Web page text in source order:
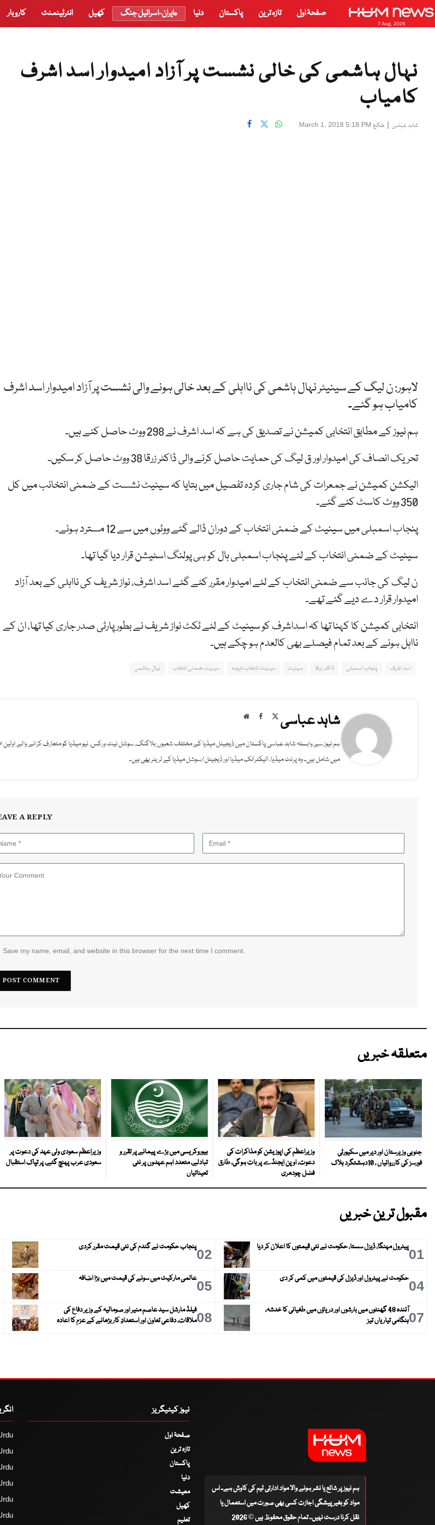
7 Aug, 2026
صفحۂ اول تازہ ترین پاکستان دنیا ایران-اسرائیل جنگ کھیل انٹرٹینمنٹ کاروبار
نہال ہاشمی کی خالی نشست پر آزاد امیدوار اسد اشرف
کامیاب
شاہد عباسی | شائع March 1, 2018 5:18 PM
لاہور: ن لیگ کے سینیٹر نہال ہاشمی کی نااہلی کے بعد خالی ہونے والی نشست پر آزاد امیدوار اسد اشرف
کامیاب ہو گئے۔
ہم نیوز کے مطابق انتخابی کمیشن نے تصدیق کی ہے کہ اسد اشرف نے 298 ووٹ حاصل کئے ہیں۔
تحریک انصاف کی امیدوار اور ق لیگ کی حمایت حاصل کرنے والی ڈاکٹر زرقا 38 ووٹ حاصل کر سکیں۔
الیکشن کمیشن نے جمعرات کی شام جاری کردہ تفصیل میں بتایا کہ سینیٹ نشست کے ضمنی انتخانب میں کل
350 ووٹ کاسٹ کئے گئے۔
پنجاب اسمبلی میں سینیٹ کے ضمنی انتخاب کے دوران ڈالے گئے ووٹوں میں سے 12 مسترد ہوئے۔
سینیٹ کے ضمنی انتخاب کے لئے پنجاب اسمبلی ہال کو ہی پولنگ اسٹیشن قرار دیا گیا تھا۔
ن لیگ کی جانب سے ضمنی انتخاب کے لئے امیدوار مقرر کئے گئے اسد اشرف، نواز شریف کی نااہلی کے بعد آزاد
امیدوار قرار دے دیے گئے تھے۔
انتخابی کمیشن کا کہنا تھا کہ اسداشرف کو سینیٹ کے لئے ٹکٹ نواز شریف نے بطور پارٹی صدر جاری کیا تھا، ان کے
نااہل ہونے کے بعد تمام فیصلے بھی کالعدم ہو چکے ہیں۔
اسد اشرف پنجاب اسمبلی ڈاکٹر زرقا سینیٹ سینیٹ انتخاب نتیجہ سینیٹ ضمنی انتخاب نہال ہاشمی
شاہد عباسی WebsiteFacebook
ہم نیوز سے وابستہ شاہد عباسی پاکستان میں ڈیجیٹل میڈیا کے مختلف شعبوں بلاگنگ، سوشل نیٹ ورکس، نیو میڈیا کو متعارف کرانے والے اولین
میں شامل ہیں۔ وہ پرنٹ میڈیا، الیکٹرانک میڈیا اور ڈیجیٹل/سوشل میڈیا کے ٹرینر بھی ہیں۔
A REPLY
Save my name, email, and website in this browser for the next time I comment.
متعلقہ خبریں
جنوبی وزیرستان اور دیر میں سکیورٹی
فورسز کی کارروائیاں ، 10دہشتگرد ہلاک
وزیراعظم کی اپوزیشن کو مذاکرات کی
دعوت، اوپن ایجنڈے پر بات ہوگی، طارق
فضل چودھری
بیوروکریسی میں بڑے پیمانے پر تقرر و
تبادلے، متعدد اہم عہدوں پر نئی
تعیناتیاں
وزیراعظم سعودی ولی عہد کی دعوت پر
سعودی عرب پہنچ گئے، پر تپاک استقبال
مقبول ترین خبریں
01پیٹرول مہنگا، ڈیزل سستا، حکومت نے نئی قیمتوں کا اعلان کر دیا 02پنجاب حکومت نے گندم کی نئی قیمت مقرر کردی
04حکومت نے پیٹرول اور ڈیزل کی قیمتوں میں کمی کر دی 05عالمی مارکیٹ میں سونے کی قیمت میں بڑا اضافہ
07
آئندہ 48 گھنٹوں میں بارشوں اور دریاؤں میں طغیانی کا خدشہ،
ہنگامی تیاریاں تیز
08فیلڈ مارشل سید عاصم منیر اور صومالیہ کے وزیر دفاع کی
ملاقات، دفاعی تعاون اور استعدادِ کار بڑھانے کے عزم کا اعادہ
ہم نیوز پر شائع یا نشر ہونے والا مواد ادارتی ٹیم کی کاوش ہے۔ اس
مواد کو بغیر پیشگی اجازت کسی بھی صورت میں استعمال یا
نقل کرنا درست نہیں۔ تمام حقوق محفوظ ہیں © 2026
نیوز کیٹیگریز
صفحۂ اول
تازہ ترین
پاکستان
دنیا
معیشت
کھیل
تعلیم